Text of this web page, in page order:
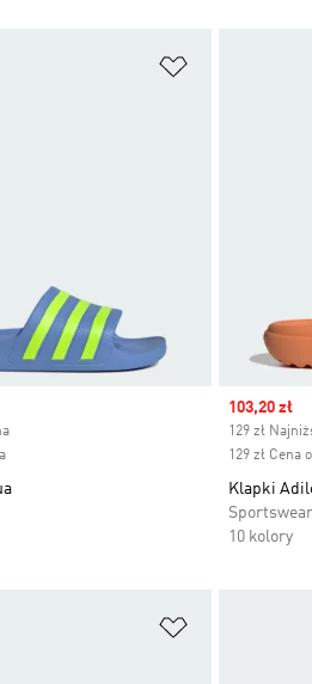
Sale price
103,20 zł
129 zł
129 zł Cena
Klapki
Sportswear
10 kolory